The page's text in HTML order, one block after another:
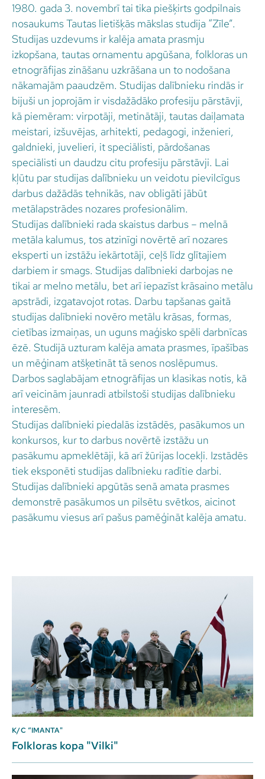
1980. gada 3. novembrī tai tika piešķirts godpilnais
nosaukums Tautas lietišķās mākslas studija “Zīle”.
Studijas uzdevums ir kalēja amata prasmju
izkopšana, tautas ornamentu apgūšana, folkloras un
etnogrāfijas zināšanu uzkrāšana un to nodošana
nākamajām paaudzēm. Studijas dalībnieku rindās ir
bijuši un joprojām ir visdažādāko profesiju pārstāvji,
kā piemēram: virpotāji, metinātāji, tautas daiļamata
meistari, izšuvējas, arhitekti, pedagogi, inženieri,
galdnieki, juvelieri, it speciālisti, pārdošanas
speciālisti un daudzu citu profesiju pārstāvji. Lai
kļūtu par studijas dalībnieku un veidotu pievilcīgus
darbus dažādās tehnikās, nav obligāti jābūt
metālapstrādes nozares profesionālim.
Studijas dalībnieki rada skaistus darbus – melnā
metāla kalumus, tos atzinīgi novērtē arī nozares
eksperti un izstāžu iekārtotāji, ceļš līdz glītajiem
darbiem ir smags. Studijas dalībnieki darbojas ne
tikai ar melno metālu, bet arī iepazīst krāsaino metālu
apstrādi, izgatavojot rotas. Darbu tapšanas gaitā
studijas dalībnieki novēro metālu krāsas, formas,
cietības izmaiņas, un uguns maģisko spēli darbnīcas
ēzē. Studijā uzturam kalēja amata prasmes, īpašības
un mēģinam atšķetināt tā senos noslēpumus.
Darbos saglabājam etnogrāfijas un klasikas notis, kā
arī veicinām jaunradi atbilstoši studijas dalībnieku
interesēm.
Studijas dalībnieki piedalās izstādēs, pasākumos un
konkursos, kur to darbus novērtē izstāžu un
pasākumu apmeklētāji, kā arī žūrijas locekļi. Izstādēs
tiek eksponēti studijas dalībnieku radītie darbi.
Studijas dalībnieki apgūtās senā amata prasmes
demonstrē pasākumos un pilsētu svētkos, aicinot
pasākumu viesus arī pašus pamēģināt kalēja amatu.
K/C “IMANTA"
Folkloras kopa "Vilki"